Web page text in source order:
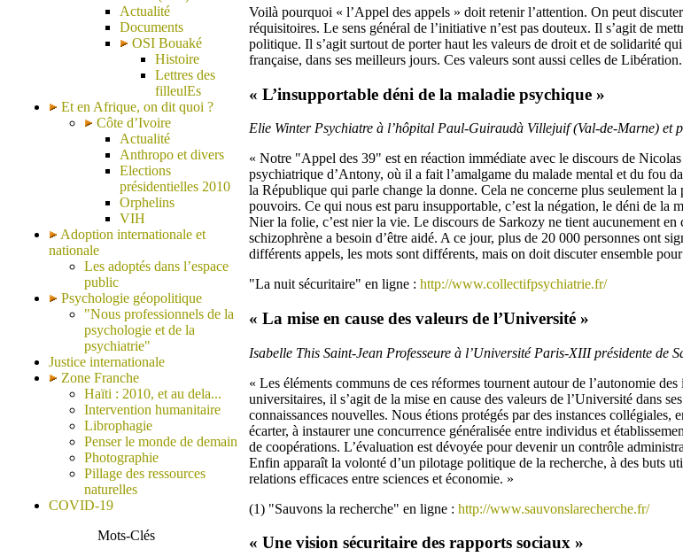
Actualité
Documents
OSI Bouaké
Histoire
Lettres des
filleulEs
Et en Afrique, on dit quoi ?
Côte d’Ivoire
Actualité
Anthropo et divers
Elections
présidentielles 2010
Orphelins
VIH
Adoption internationale et
nationale
Les adoptés dans l’espace
public
Psychologie géopolitique
"Nous professionnels de la
psychologie et de la
psychiatrie"
Justice internationale
Zone Franche
Haïti : 2010, et au dela...
Intervention humanitaire
Librophagie
Penser le monde de demain
Photographie
Pillage des ressources
naturelles
COVID-19
Mots-Clés
Voilà pourquoi « l’Appel des appels » doit retenir l’attention. On peut
réquisitoires. Le sens général de l’initiative n’est pas douteux. Il s’agit de
politique. Il s’agit surtout de porter haut les valeurs de droit et de solidarité
française, dans ses meilleurs jours. Ces valeurs sont aussi celles de
« L’insupportable déni de la maladie psychique »
Elie Winter Psychiatre à l’hôpital Paul-Guiraudà Villejuif (Val-de-Marne) et
« Notre "Appel des 39" est en réaction immédiate avec le discours de
psychiatrique d’Antony, où il a fait l’amalgame du malade mental et du fou
la République qui parle change la donne. Cela ne concerne plus seulement
pouvoirs. Ce qui nous est paru insupportable, c’est la négation, le déni de la
Nier la folie, c’est nier la vie. Le discours de Sarkozy ne tient aucunement en
schizophrène a besoin d’être aidé. A ce jour, plus de 20 000 personnes ont
différents appels, les mots sont différents, mais on doit discuter ensemble
"La nuit sécuritaire" en ligne : http://www.collectifpsychiatrie.fr/
« La mise en cause des valeurs de l’Université »
Isabelle This Saint-Jean Professeure à l’Université Paris-XIII présidente de
« Les éléments communs de ces réformes tournent autour de l’autonomie
universitaires, il s’agit de la mise en cause des valeurs de l’Université dans
connaissances nouvelles. Nous étions protégés par des instances collégiales,
écarter, à instaurer une concurrence généralisée entre individus et
de coopérations. L’évaluation est dévoyée pour devenir un contrôle
Enfin apparaît la volonté d’un pilotage politique de la recherche, à des buts
relations efficaces entre sciences et économie. »
(1) "Sauvons la recherche" en ligne : http://www.sauvonslarecherche.fr/
« Une vision sécuritaire des rapports sociaux »